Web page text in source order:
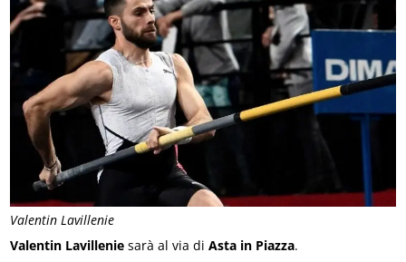
Valentin Lavillenie
Valentin Lavillenie sarà al via diAsta in Piazza.